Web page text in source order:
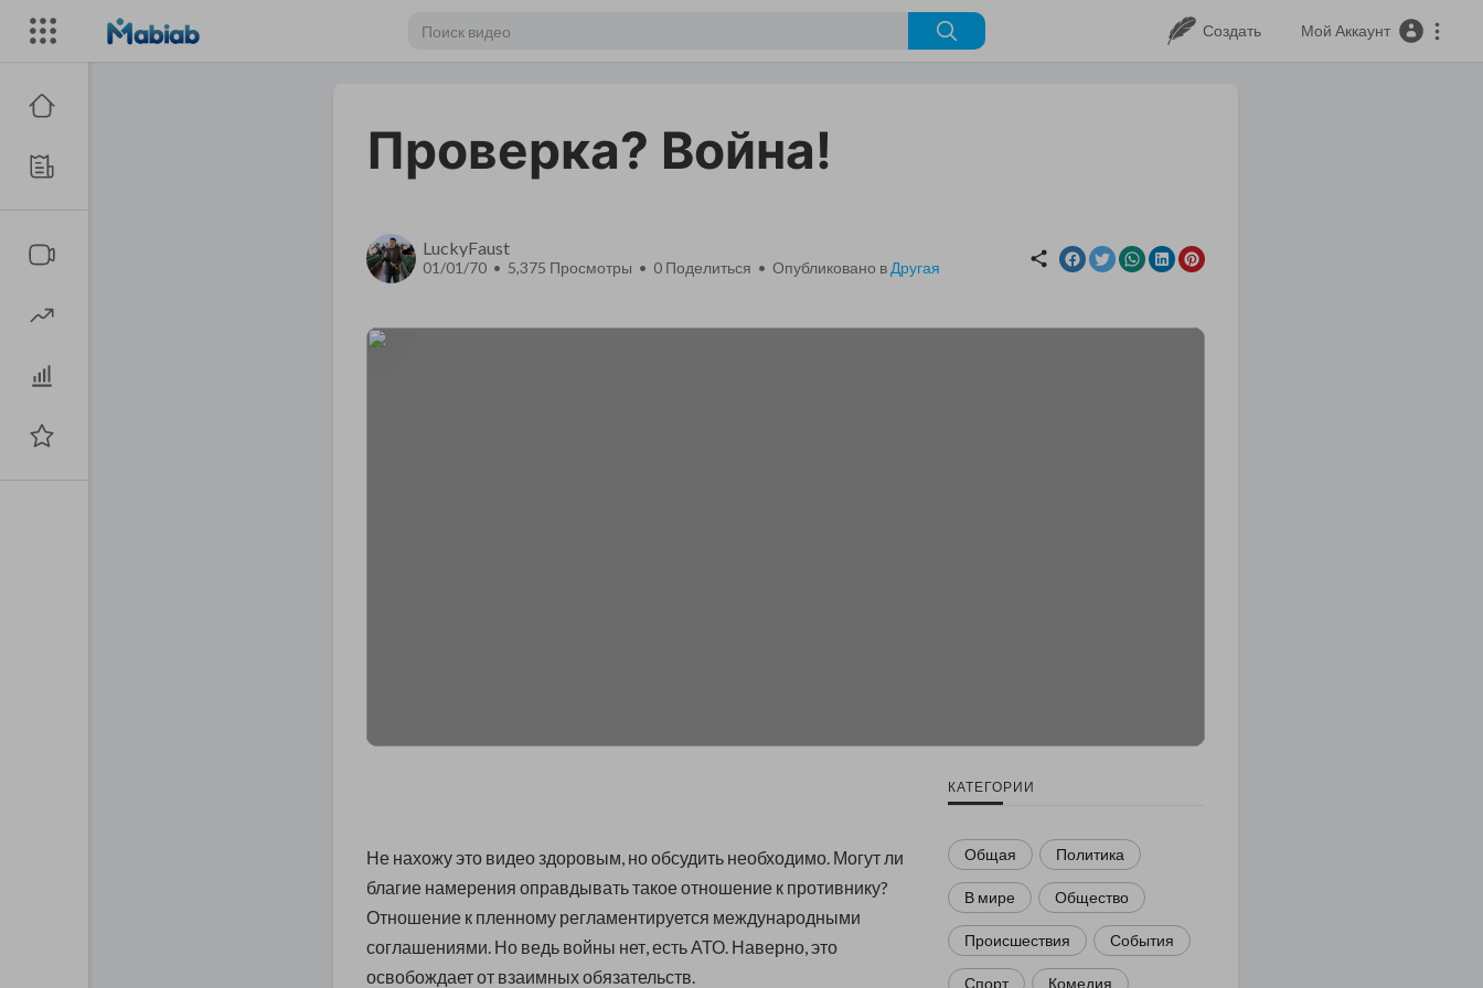
Создать Мой Аккаунт
Проверка? Война!
LuckyFaust
01/01/70 • 5,375 Просмотры • 0 Поделиться • Опубликовано в Другая
Не нахожу это видео здоровым, но обсудить необходимо. Могут ли
благие намерения оправдывать такое отношение к противнику?
Отношение к пленному регламентируется международными
соглашениями. Но ведь войны нет, есть АТО. Наверно, это
освобождает от взаимных обязательств.
КАТЕГОРИИ
Общая Политика
В мире Общество
Происшествия События
Спорт Комедия